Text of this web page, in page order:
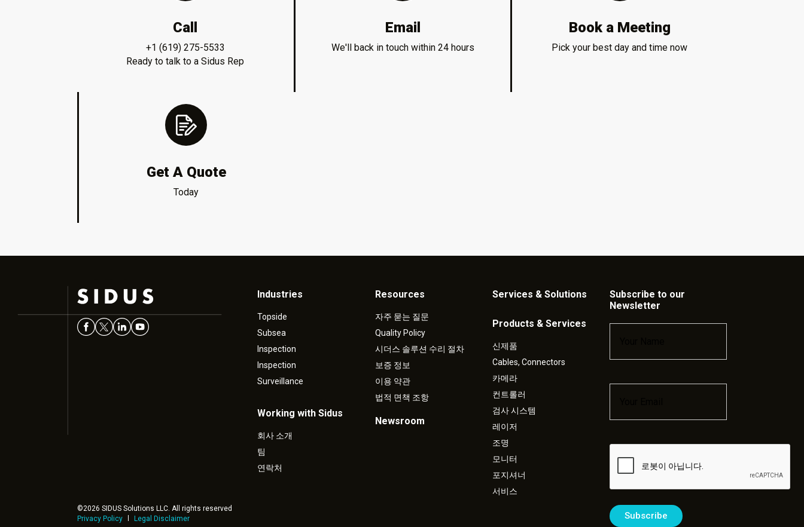
Call
+1 (619) 275-5533
Ready to talk to a Sidus Rep
Email
We'll back in touch within 24 hours
Book a Meeting
Pick your best day and time now
Get A Quote
Today
©2026 SIDUS Solutions LLC. All rights reserved
Privacy Policy
Legal Disclaimer
Industries
Topside
Subsea
Inspection
Inspection
Surveillance
Working with Sidus
회사 소개
팀
연락처
Resources
자주 묻는 질문
Quality Policy
시더스 솔루션 수리 절차
보증 정보
이용 약관
법적 면책 조항
Newsroom
Services & Solutions
Products & Services
신제품
Cables, Connectors
카메라
컨트롤러
검사 시스템
레이저
조명
모니터
포지셔너
서비스
Subscribe to our
Newsletter